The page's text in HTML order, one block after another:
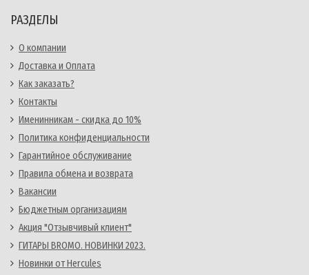
РАЗДЕЛЫ
О компании
Доставка и Оплата
Как заказать?
Контакты
Именинникам - скидка до 10%
Политика конфиденциальности
Гарантийное обслуживание
Правила обмена и возврата
Вакансии
Бюджетным организациям
Акция "Отзывчивый клиент"
ГИТАРЫ BROMO. НОВИНКИ 2023.
Новинки от Hercules